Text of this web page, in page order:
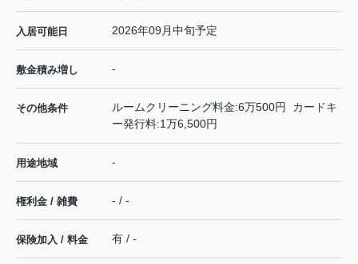
入居可能日 2026年09月中旬予定
敷金積み増し -
その他条件
ルームクリーニング料金:6万500円 カードキ
ー発行料:1万6,500円
用途地域 -
権利金 / 雑費 - / -
保険加入 / 料金 有 / -